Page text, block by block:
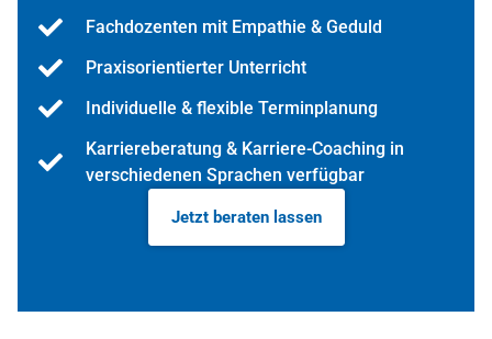
Fachdozenten mit Empathie & Geduld
Praxisorientierter Unterricht
Individuelle & flexible Terminplanung
Karriereberatung & Karriere-Coaching in
verschiedenen Sprachen verfügbar
Jetzt beraten lassen